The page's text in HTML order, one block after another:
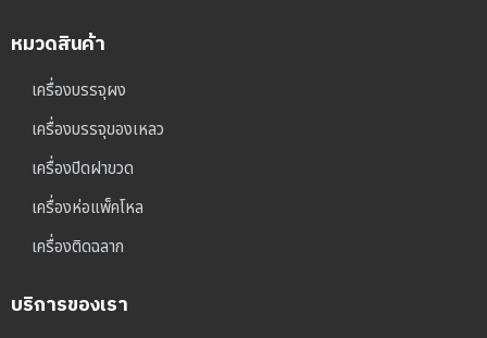
หมวดสินค้า
เครื่องบรรจุผง
เครื่องบรรจุของเหลว
เครื่องปิดฝาขวด
เครื่องห่อแพ็คโหล
เครื่องติดฉลาก
บริการของเรา